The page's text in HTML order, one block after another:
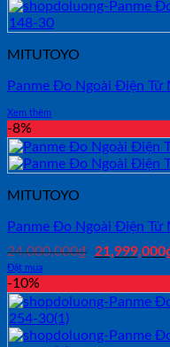
MITUTOYO
Panme Đo Ngoài Điện Tử
Xem thêm
-8%
MITUTOYO
Panme Đo Ngoài Điện Tử
24,000,000₫
Giá
là:
21,999,000
Đặt mua
-10%